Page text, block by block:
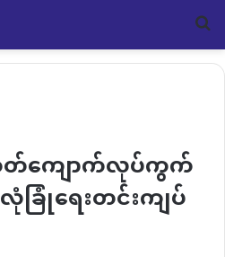
တ်ကျောက်လုပ်ကွက်
ခြုံရေးတင်းကျပ်